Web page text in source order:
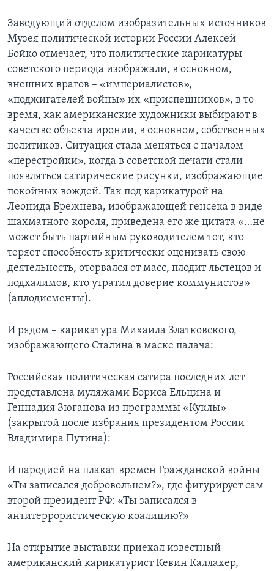
Заведующий отделом изобразительных источников
Музея политической истории России Алексей
Бойко отмечает, что политические карикатуры
советского периода изображали, в основном,
внешних врагов – «империалистов»,
«поджигателей войны» их «приспешников», в то
время, как американские художники выбирают в
качестве объекта иронии, в основном, собственных
политиков. Ситуация стала меняться с началом
«перестройки», когда в советской печати стали
появляться сатирические рисунки, изображающие
покойных вождей. Так под карикатурой на
Леонида Брежнева, изображающей генсека в виде
шахматного короля, приведена его же цитата «…не
может быть партийным руководителем тот, кто
теряет способность критически оценивать свою
деятельность, оторвался от масс, плодит льстецов и
подхалимов, кто утратил доверие коммунистов»
(аплодисменты).
И рядом – карикатура Михаила Златковского,
изображающего Сталина в маске палача:
Российская политическая сатира последних лет
представлена муляжами Бориса Ельцина и
Геннадия Зюганова из программы «Куклы»
(закрытой после избрания президентом России
Владимира Путина):
И пародией на плакат времен Гражданской войны
«Ты записался добровольцем?», где фигурирует сам
второй президент РФ: «Ты записался в
антитеррористическую коалицию?»
На открытие выставки приехал известный
американский карикатурист Кевин Каллахер,